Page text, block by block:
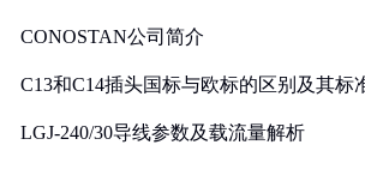
CONOSTAN公司简介
C13和C14插头国标与欧标的区别及其标
LGJ-240/30导线参数及载流量解析